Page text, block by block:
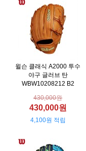
윌슨 클래식 A2000 투수
야구 글러브 탄
WBW10208212 B2
430,000원
430,000원
4,100원 적립